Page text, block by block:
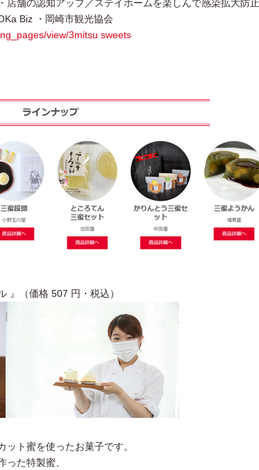
店舗の認知アップ／ステイホームを楽しんで感染拡大防止
Biz ・岡崎市観光協会
view/3mitsu sweets
』（価格 507 円・税込）
ト蜜を使ったお菓子です。
った特製蜜、